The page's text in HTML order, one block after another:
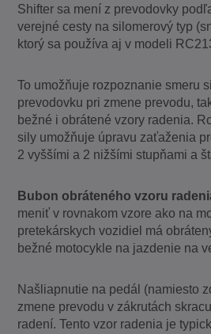
Shifter sa mení z prevodovky
verejné cesty na silomerový typ
ktorý sa používa aj v modeli
To umožňuje rozpoznanie smeru
prevodovku pri zmene prevodu,
bežné i obrátené vzory radenia.
sily umožňuje úpravu zaťaženia
2 vyššími a 2 nižšími stupňami a
Bubon obráteného vzoru
meniť v rovnakom vzore ako na
pretekárskych vozidiel má
bežné motocykle na jazdenie na
Našliapnutie na pedál (namiesto
zmene prevodu v zákrutách
radení. Tento vzor radenia je